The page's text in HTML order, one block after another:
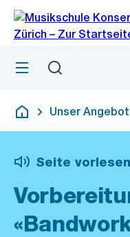
Navigation
Sprunglink
Menü
Deutsch
Unser Angebot
Seite vorlesen